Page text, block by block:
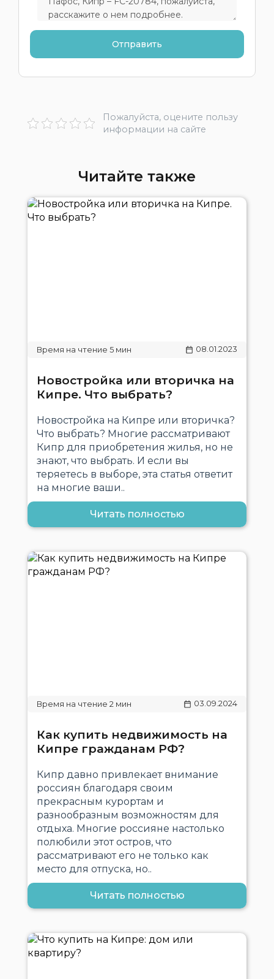
Пожалуйста, оцените пользу
информации на сайте
Читайте также
08.01.2023
Новостройка или вторичка на
Кипре. Что выбрать?
Новостройка на Кипре или вторичка?
Что выбрать? Многие рассматривают
Кипр для приобретения жилья, но не
знают, что выбрать. И если вы
теряетесь в выборе, эта статья ответит
на многие ваши..
Читать полностью
03.09.2024
​​Как купить недвижимость на
Кипре гражданам РФ?
Кипр давно привлекает внимание
россиян благодаря своим
прекрасным курортам и
разнообразным возможностям для
отдыха. Многие россияне настолько
полюбили этот остров, что
рассматривают его не только как
место для отпуска, но..
Читать полностью